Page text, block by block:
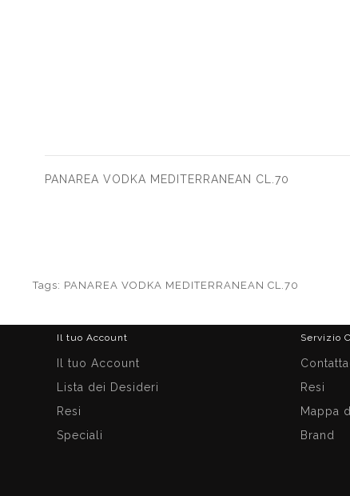
PANAREA VODKA MEDITERRANEAN CL.70
Tags: PANAREA VODKA MEDITERRANEAN CL.70
Servizio
Resi
Mappa
Brand
Il tuo Account
Il tuo Account
Lista dei Desideri
Resi
Speciali